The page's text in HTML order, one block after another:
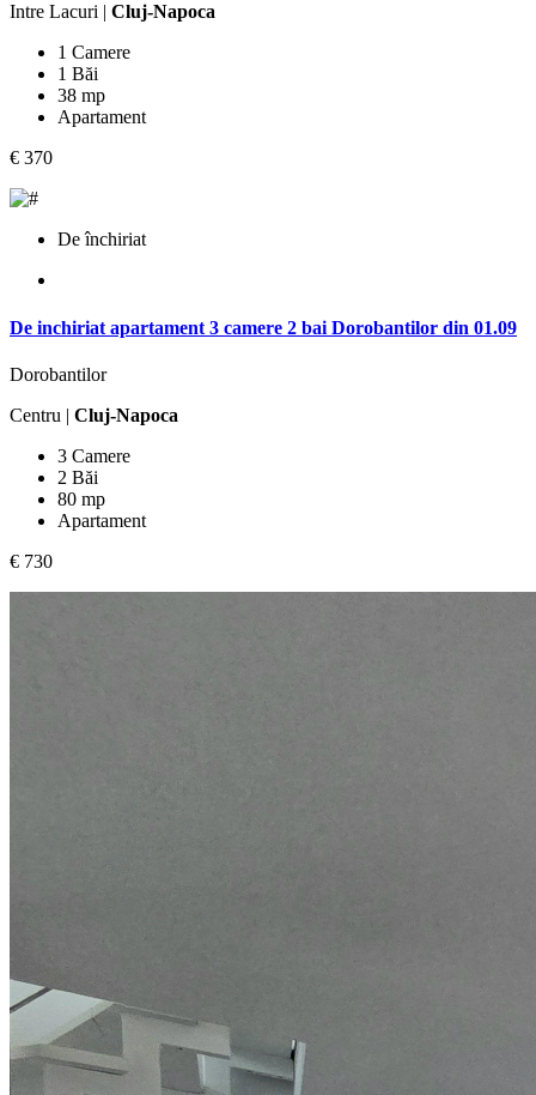
Intre Lacuri | Cluj-Napoca
1 Camere
1 Băi
38 mp
Apartament
€ 370
De închiriat
De inchiriat apartament 3 camere 2 bai Dorobantilor din 01.09
Dorobantilor
Centru | Cluj-Napoca
3 Camere
2 Băi
80 mp
Apartament
€ 730